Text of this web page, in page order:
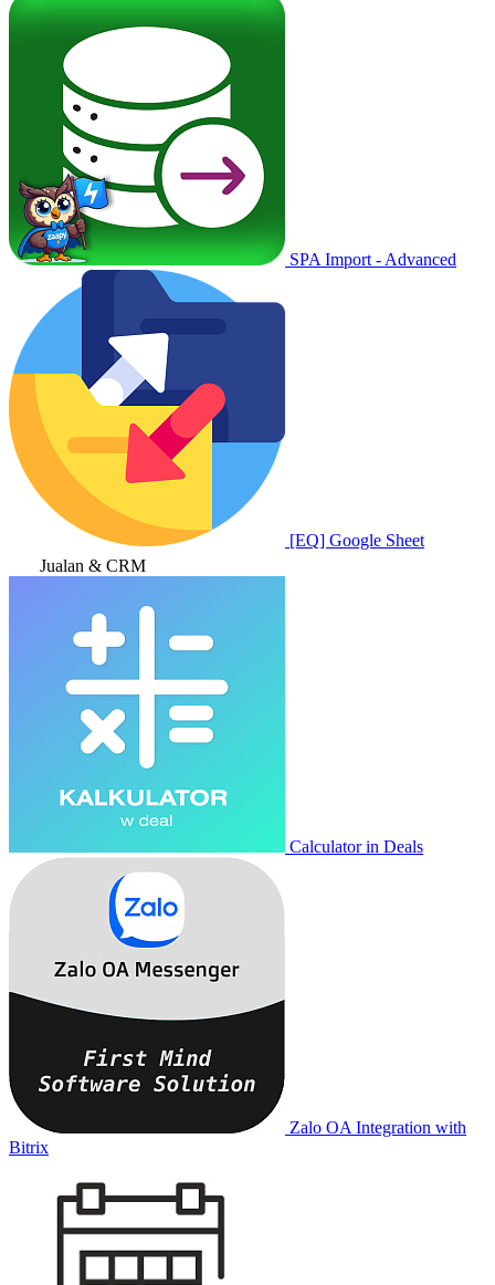
SPA Import - Advanced
[EQ] Google Sheet
Jualan & CRM
Calculator in Deals
Zalo OA Integration with
Bitrix